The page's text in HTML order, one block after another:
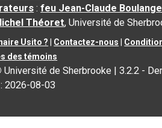
:feu Jean-Claude
Théoret, Université de
Usito ? Contactez-nous
des témoins
Université de Sherbrooke |3.2.2 -
:2026-08-03